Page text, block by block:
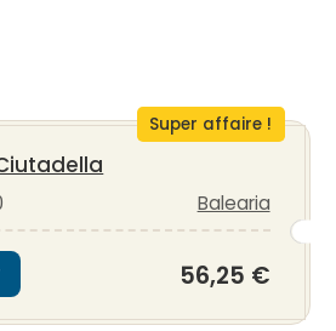
Super affaire !
Balearia
56,25 €